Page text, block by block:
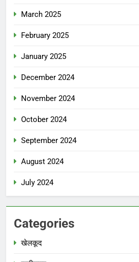
March 2025
February 2025
January 2025
December 2024
November 2024
October 2024
September 2024
August 2024
July 2024
Categories
खेलकूद